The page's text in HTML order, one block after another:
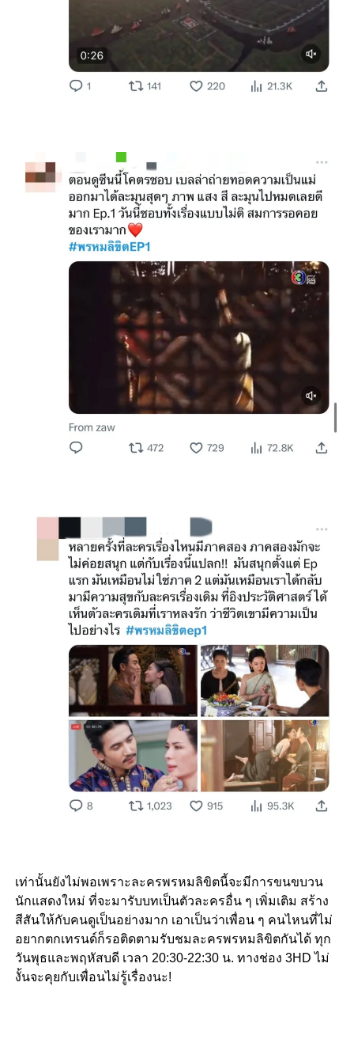
เท่านั้นยังไม่พอเพราะละครพรหมลิขิตนี้จะมีการขนขบวน
นักแสดงใหม่ ที่จะมารับบทเป็นตัวละครอื่น ๆ เพิ่มเติม สร้าง
สีสันให้กับคนดูเป็นอย่างมาก เอาเป็นว่าเพื่อน ๆ คนไหนที่ไม่
อยากตกเทรนด์ก็รอติดตามรับชมละครพรหมลิขิตกันได้ ทุก
วันพุธและพฤหัสบดี เวลา 20:30-22:30 น. ทางช่อง 3HD ไม่
งั้นจะคุยกับเพื่อนไม่รู้เรื่องนะ!